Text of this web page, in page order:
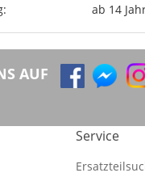
ab 14
AUF
Service